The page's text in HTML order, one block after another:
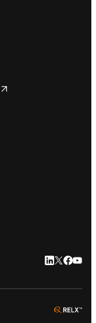
LinkedIn
Twitter